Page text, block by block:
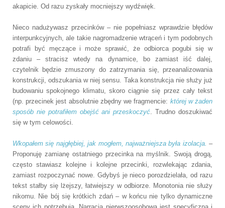
akapicie. Od razu zyskały mocniejszy wydźwięk.
Nieco nadużywasz przecinków – nie popełniasz wprawdzie błędów
interpunkcyjnych, ale takie nagromadzenie wtrąceń i tym podobnych
potrafi być męczące i może sprawić, że odbiorca pogubi się w
zdaniu – stracisz wtedy na dynamice, bo zamiast iść dalej,
czytelnik będzie zmuszony do zatrzymania się, przeanalizowania
konstrukcji, odszukania w niej sensu. Taka konstrukcja nie służy już
budowaniu spokojnego klimatu, skoro ciągnie się przez cały tekst
(np. przecinek jest absolutnie zbędny we fragmencie: której w żaden
sposób nie potrafiłem obejść ani przeskoczyć . Trudno doszukiwać
się w tym celowości.
Wkopałem się najgłębiej, jak mogłem, najważniejsza była izolacja. –
Proponuję zamianę ostatniego przecinka na myślnik. Swoją drogą,
często stawiasz kolejne i kolejne przecinki, rozwlekając zdania,
zamiast rozpoczynać nowe. Gdybyś je nieco porozdzielała, od razu
tekst stałby się lżejszy, łatwiejszy w odbiorze. Monotonia nie służy
nikomu. Nie bój się krótkich zdań – w końcu nie tylko dynamiczne